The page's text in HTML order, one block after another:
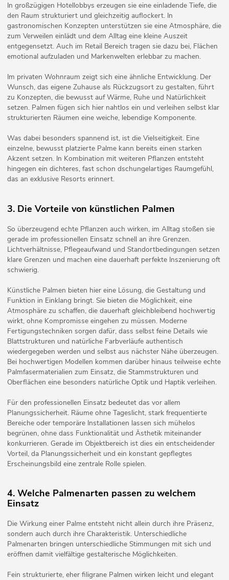
In großzügigen Hotellobbys erzeugen sie eine einladende Tiefe, die
den Raum strukturiert und gleichzeitig auflockert. In
gastronomischen Konzepten unterstützen sie eine Atmosphäre, die
zum Verweilen einlädt und dem Alltag eine kleine Auszeit
entgegensetzt. Auch im Retail Bereich tragen sie dazu bei, Flächen
emotional aufzuladen und Markenwelten erlebbar zu machen.
Im privaten Wohnraum zeigt sich eine ähnliche Entwicklung. Der
Wunsch, das eigene Zuhause als Rückzugsort zu gestalten, führt
zu Konzepten, die bewusst auf Wärme, Ruhe und Natürlichkeit
setzen. Palmen fügen sich hier nahtlos ein und verleihen selbst klar
strukturierten Räumen eine weiche, lebendige Komponente.
Was dabei besonders spannend ist, ist die Vielseitigkeit. Eine
einzelne, bewusst platzierte Palme kann bereits einen starken
Akzent setzen. In Kombination mit weiteren Pflanzen entsteht
hingegen ein dichteres, fast schon dschungelartiges Raumgefühl,
das an exklusive Resorts erinnert.
3. Die Vorteile von künstlichen Palmen
So überzeugend echte Pflanzen auch wirken, im Alltag stoßen sie
gerade im professionellen Einsatz schnell an ihre Grenzen.
Lichtverhältnisse, Pflegeaufwand und Standortbedingungen setzen
klare Grenzen und machen eine dauerhaft perfekte Inszenierung oft
schwierig.
Künstliche Palmen bieten hier eine Lösung, die Gestaltung und
Funktion in Einklang bringt. Sie bieten die Möglichkeit, eine
Atmosphäre zu schaffen, die dauerhaft gleichbleibend hochwertig
wirkt, ohne Kompromisse eingehen zu müssen. Moderne
Fertigungstechniken sorgen dafür, dass selbst feine Details wie
Blattstrukturen und natürliche Farbverläufe authentisch
wiedergegeben werden und selbst aus nächster Nähe überzeugen.
Bei hochwertigen Modellen kommen darüber hinaus teilweise echte
Palmfasermaterialien zum Einsatz, die Stammstrukturen und
Oberflächen eine besonders natürliche Optik und Haptik verleihen.
Für den professionellen Einsatz bedeutet das vor allem
Planungssicherheit. Räume ohne Tageslicht, stark frequentierte
Bereiche oder temporäre Installationen lassen sich mühelos
begrünen, ohne dass Funktionalität und Ästhetik miteinander
konkurrieren. Gerade im Objektbereich ist dies ein entscheidender
Vorteil, da Planungssicherheit und ein konstant gepflegtes
Erscheinungsbild eine zentrale Rolle spielen.
4. Welche Palmenarten passen zu welchem
Einsatz
Die Wirkung einer Palme entsteht nicht allein durch ihre Präsenz,
sondern auch durch ihre Charakteristik. Unterschiedliche
Palmenarten bringen unterschiedliche Stimmungen mit sich und
eröffnen damit vielfältige gestalterische Möglichkeiten.
Fein strukturierte, eher filigrane Palmen wirken leicht und elegant